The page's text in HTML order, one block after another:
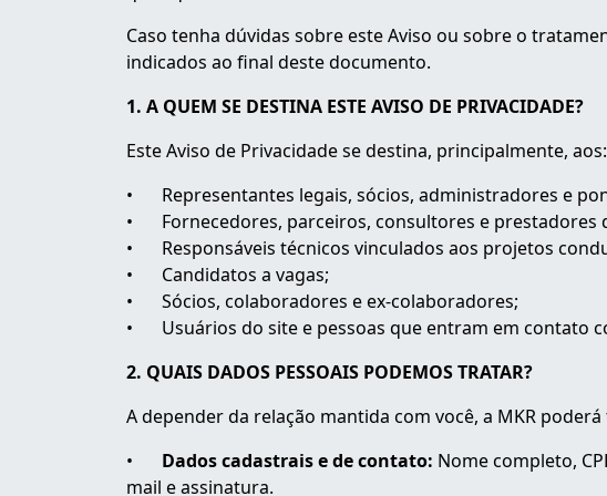
Caso tenha dúvidas sobre este Aviso ou sobre o
indicados ao final deste documento.
1. A QUEM SE DESTINA ESTE AVISO DE PRIVACIDADE?
Este Aviso de Privacidade se destina, principalmente, aos:
•
Representantes legais, sócios, administradores e
•
Fornecedores, parceiros, consultores e prestadores
•
Responsáveis técnicos vinculados aos projetos
•
Candidatos a vagas;
•
Sócios, colaboradores e ex-colaboradores;
•
Usuários do site e pessoas que entram em contato
2. QUAIS DADOS PESSOAIS PODEMOS TRATAR?
A depender da relação mantida com você, a MKR
•
Dados cadastrais e de contato: Nome completo,
mail e assinatura.